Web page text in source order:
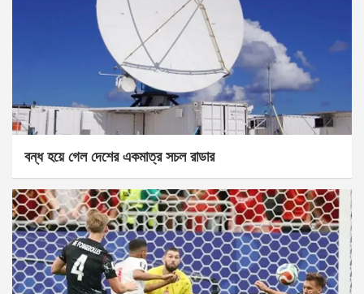
বন্ধ হয়ে গেল দেশের একমাত্র সচল রাডার